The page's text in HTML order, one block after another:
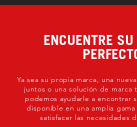
ENCUENTRE
Ya sea su propia marca, una
juntos o una solución de marca
podemos ayudarle a encontrar
disponible en una amplia
satisfacer las necesidades